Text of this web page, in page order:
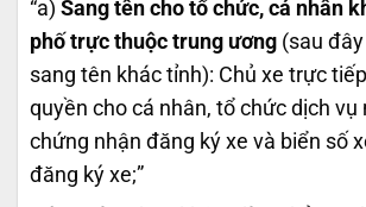
“a) Sang tên cho tổ chức, cá nhân
phố trực thuộc trung ương (sau
sang tên khác tỉnh): Chủ xe trực
quyền cho cá nhân, tổ chức dịch vụ
chứng nhận đăng ký xe và biển số
đăng ký xe;”